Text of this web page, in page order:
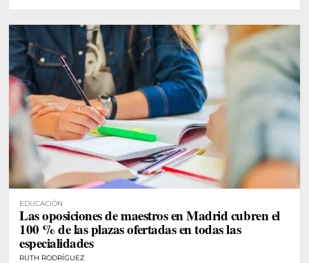
EDUCACIÓN
Las oposiciones de maestros en Madrid cubren el
100 % de las plazas ofertadas en todas las
especialidades
RUTH RODRÍGUEZ